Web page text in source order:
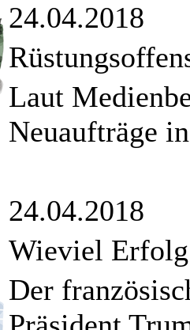
24.04.2018
Laut
Neuaufträge
24.04.2018
Wieviel
Der